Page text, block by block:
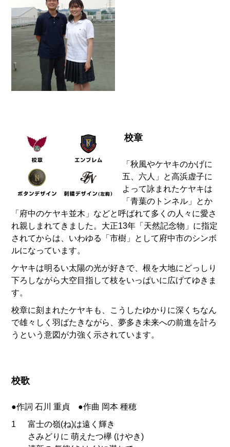
校章
「秋風やケヤキのかげに
五、六人」と高浜虚子に
よって詠まれたケヤキは
「青葉のトンネル」とか
「府中のケヤキ並木」などと呼ばれて多くの人々に愛さ
れ親しまれてきました。大正13年「天然記念物」に指定
されてからは、いわゆる「市樹」として府中市のシンボ
ルになっています。
ケヤキは明るい太陽の光が好きで、根を大地にどっしり
下ろしながら大空目指して枝をいっぱいに広げてゆきま
す。
校章に刻まれたケヤキも、こうしたゆかりに深くちなん
で雄々しく羽ばたきながら、夢多き未来への前進を計ろ
うという意図が力強く示されています。
校歌
●作詞 石川 重貞 ●作曲 岡本 種穂
1
富士の嶺(ね)は遠く輝き
さみどりに 萌えたつ欅 (けやき)